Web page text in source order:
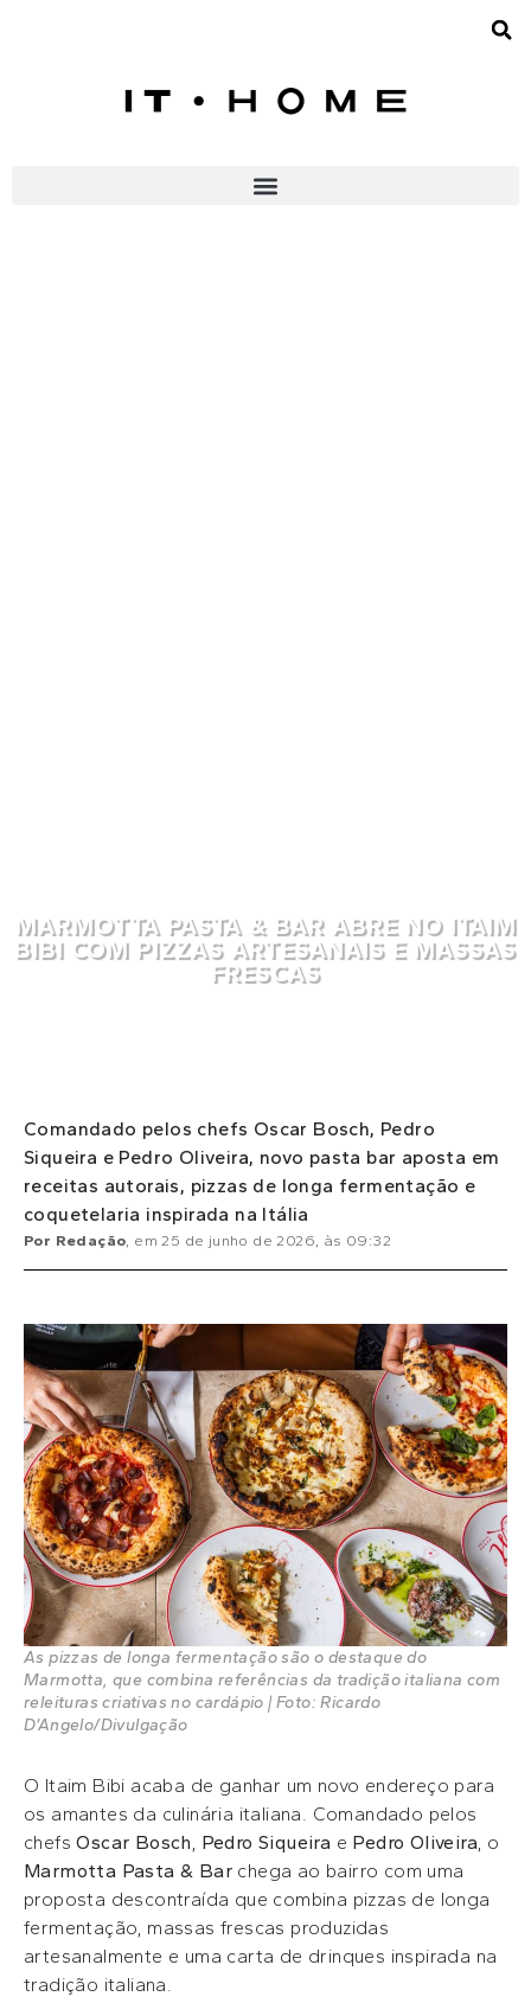
MARMOTTA PASTA & BAR ABRE NO ITAIM
BIBI COM PIZZAS ARTESANAIS E MASSAS
FRESCAS
Comandado pelos chefs Oscar Bosch, Pedro
Siqueira e Pedro Oliveira, novo pasta bar aposta em
receitas autorais, pizzas de longa fermentação e
coquetelaria inspirada na Itália
Por Redação, em 25 de junho de 2026, às 09:32
As pizzas de longa fermentação são o destaque do
Marmotta, que combina referências da tradição italiana com
releituras criativas no cardápio | Foto: Ricardo
D’Angelo/Divulgação
O Itaim Bibi acaba de ganhar um novo endereço para
os amantes da culinária italiana. Comandado pelos
chefsOscar Bosch, Pedro Siqueira e Pedro Oliveira, o
Marmotta Pasta & Bar chega ao bairro com uma
proposta descontraída que combina pizzas de longa
fermentação, massas frescas produzidas
artesanalmente e uma carta de drinques inspirada na
tradição italiana.